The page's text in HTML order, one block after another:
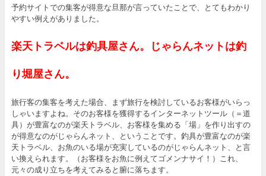
予約サイトでの集客が得意な旦那が言っていたことで、とてもわかり
やすい例えがありました。
楽天トラベルは釣具屋さん。じゃらんネットは釣
り堀屋さん。
旅行客の集客を考えた場合、まず旅行を検討しているお客様がいらっ
しゃいますよね。そのお客様を獲得するインターネットツール（＝道
具）が豊富なのが楽天トラベル、お客様を集める「場」を作り出すの
が得意なのがじゃらんネット、ということです。釣具が豊富なのが楽
天トラベル、お魚のいる場が充実しているのがじゃらんネット、と言
い換えられます。（お客様をお魚に例えてゴメンナサイ！）これ、
元々の成り立ちを考えてみると腑に落ちます。